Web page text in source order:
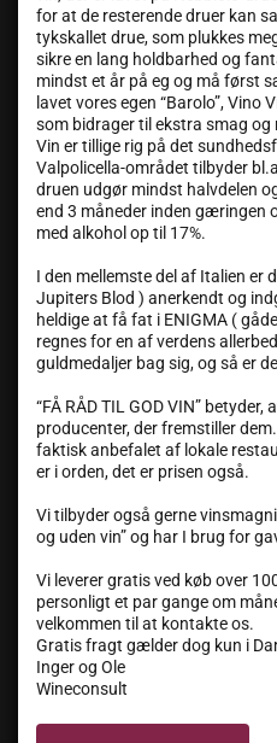
for at de resterende druer kan
tykskallet drue, som plukkes
sikre en lang holdbarhed og
mindst et år på eg og må først
lavet vores egen “Barolo”, Vino
som bidrager til ekstra smag og
Vin er tillige rig på det
Valpolicella-området tilbyder
druen udgør mindst halvdelen
end 3 måneder inden gæringen
med alkohol op til 17%.
I den mellemste del af Italien er
Jupiters Blod ) anerkendt og
heldige at få fat i ENIGMA (
regnes for en af verdens
guldmedaljer bag sig, og så er
“FÅ RÅD TIL GOD VIN”
producenter, der fremstiller
faktisk anbefalet af lokale
er i orden, det er prisen også.
Vi tilbyder også gerne
og uden vin” og har I brug for
Vi leverer gratis ved køb over
personligt et par gange om
velkommen til at kontakte os.
Gratis fragt gælder dog kun i
Inger og Ole
Wineconsult